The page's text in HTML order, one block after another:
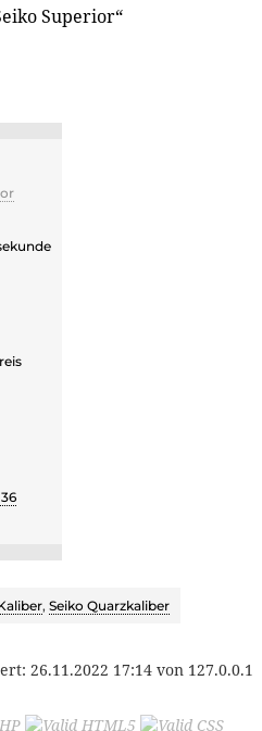
Superior“
, Seiko Quarzkaliber
26.11.2022 17:14 von 127.0.0.1